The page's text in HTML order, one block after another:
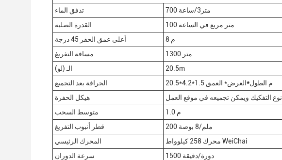
تدفق الماء
700 متر3/ساعة
القدرة الصلبة
100 متر مربع في الساعة
أعلى عمق الحفر 45 درجة
8 م
مسافة التفريغ
1300 متر
الـ (لو)
20.5m
الجرافة بعد التجميع
20.5*4.2*1.5 م الطول*العرض* العمق
هيكل الحفرة
نوع التفكيك ويمكن تجميعه في موقع العمل
متوسط السحب
1.0 م
قطر أنبوب التفريغ
200 ملم/8 بوصة
المحرك الرئيسي
محرك 258 كيلوواط WeiChai
سرعة الدوران
1500 دورة/دقيقة